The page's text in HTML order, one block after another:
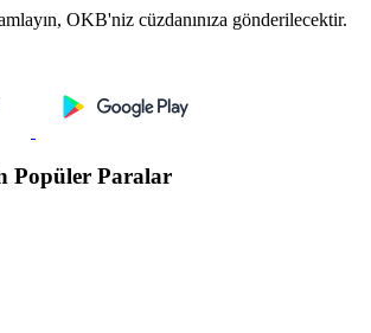
OKB'niz cüzdanınıza gönderilecektir.
Popüler Paralar